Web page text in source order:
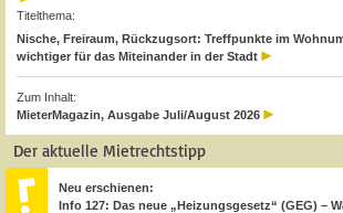
Titelthema:
Nische, Freiraum, Rückzugsort: Treffpunkte im
wichtiger für das Miteinander in der Stadt
Zum Inhalt:
MieterMagazin, Ausgabe Juli/August 2026
Der aktuelle Mietrechtstipp
Neu erschienen:
Info 127: Das neue „Heizungsgesetz“ (GEG) –